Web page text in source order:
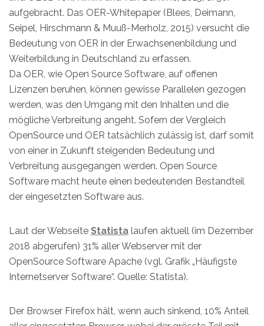
aufgebracht. Das OER-Whitepaper (Blees, Deimann,
Seipel, Hirschmann & Muuß-Merholz, 2015) versucht die
Bedeutung von OER in der Erwachsenenbildung und
Weiterbildung in Deutschland zu erfassen.
Da OER, wie Open Source Software, auf offenen
Lizenzen beruhen, können gewisse Parallelen gezogen
werden, was den Umgang mit den Inhalten und die
mögliche Verbreitung angeht. Sofern der Vergleich
OpenSource und OER tatsächlich zulässig ist, darf somit
von einer in Zukunft steigenden Bedeutung und
Verbreitung ausgegangen werden. Open Source
Software macht heute einen bedeutenden Bestandteil
der eingesetzten Software aus.
Laut der Webseite Statista laufen aktuell (im Dezember
2018 abgerufen) 31% aller Webserver mit der
OpenSource Software Apache (vgl. Grafik „Häufigste
Internetserver Software“. Quelle: Statista).
Der Browser Firefox hält, wenn auch sinkend, 10% Anteil